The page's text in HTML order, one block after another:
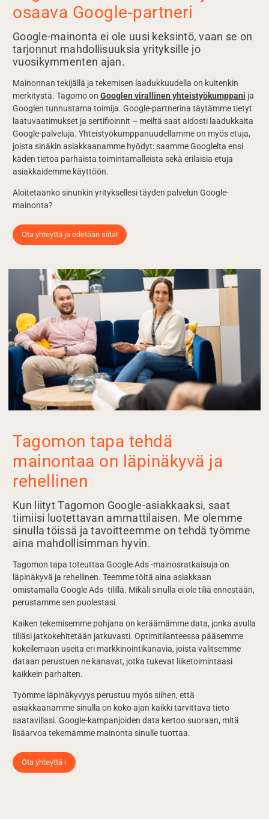
osaava Google-partneri
Google-mainonta ei ole uusi keksintö, vaan se on
tarjonnut mahdollisuuksia yrityksille jo
vuosikymmenten ajan.
Mainonnan tekijällä ja tekemisen laadukkuudella on kuitenkin
merkitystä. Tagomo on Googlen virallinen yhteistyökumppani ja
Googlen tunnustama toimija. Google-partnerina täytämme tietyt
laatuvaatimukset ja sertifioinnit – meiltä saat aidosti laadukkaita
Google-palveluja. Yhteistyökumppanuudellamme on myös etuja,
joista sinäkin asiakkaanamme hyödyt: saamme Googlelta ensi
käden tietoa parhaista toimintamalleista sekä erilaisia etuja
asiakkaidemme käyttöön.
Aloitetaanko sinunkin yrityksellesi täyden palvelun Google-
mainonta?
Ota yhteyttä ja edetään siitä!
Tagomon tapa tehdä
mainontaa on läpinäkyvä ja
rehellinen
Kun liityt Tagomon Google-asiakkaaksi, saat
tiimiisi luotettavan ammattilaisen. Me olemme
sinulla töissä ja tavoitteemme on tehdä työmme
aina mahdollisimman hyvin.
Tagomon tapa toteuttaa Google Ads -mainosratkaisuja on
läpinäkyvä ja rehellinen. Teemme töitä aina asiakkaan
omistamalla Google Ads -tilillä. Mikäli sinulla ei ole tiliä ennestään,
perustamme sen puolestasi.
Kaiken tekemisemme pohjana on keräämämme data, jonka avulla
tiliäsi jatkokehitetään jatkuvasti. Optimitilanteessa pääsemme
kokeilemaan useita eri markkinointikanavia, joista valitsemme
dataan perustuen ne kanavat, jotka tukevat liiketoimintaasi
kaikkein parhaiten.
Työmme läpinäkyvyys perustuu myös siihen, että
asiakkaanamme sinulla on koko ajan kaikki tarvittava tieto
saatavillasi. Google-kampanjoiden data kertoo suoraan, mitä
lisäarvoa tekemämme mainonta sinulle tuottaa.
Ota yhteyttä ›